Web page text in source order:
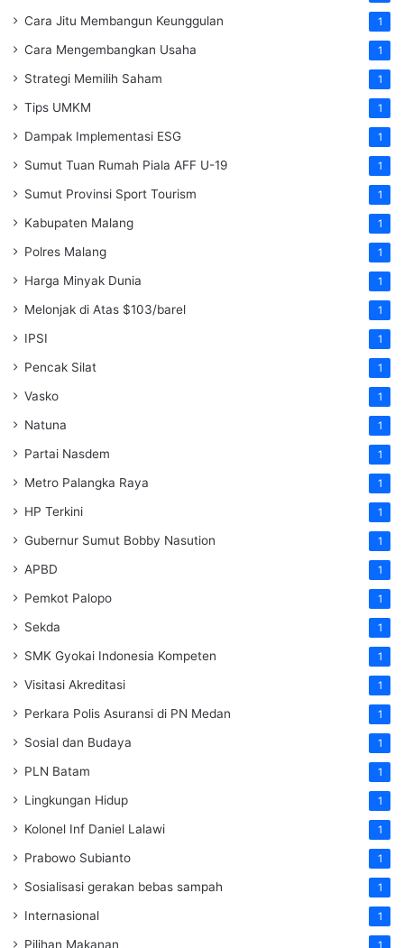
Cara Jitu Membangun Keunggulan 1
Cara Mengembangkan Usaha 1
Strategi Memilih Saham 1
Tips UMKM 1
Dampak Implementasi ESG 1
Sumut Tuan Rumah Piala AFF U-19 1
Sumut Provinsi Sport Tourism 1
Kabupaten Malang 1
Polres Malang 1
Harga Minyak Dunia 1
Melonjak di Atas $103/barel 1
IPSI 1
Pencak Silat 1
Vasko 1
Natuna 1
Partai Nasdem 1
Metro Palangka Raya 1
HP Terkini 1
Gubernur Sumut Bobby Nasution 1
APBD 1
Pemkot Palopo 1
Sekda 1
SMK Gyokai Indonesia Kompeten 1
Visitasi Akreditasi 1
Perkara Polis Asuransi di PN Medan 1
Sosial dan Budaya 1
PLN Batam 1
Lingkungan Hidup 1
Kolonel Inf Daniel Lalawi 1
Prabowo Subianto 1
Sosialisasi gerakan bebas sampah 1
Internasional 1
Pilihan Makanan 1